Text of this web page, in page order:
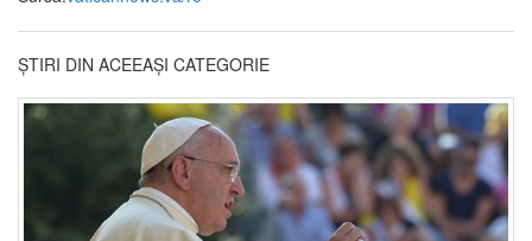
ȘTIRI DIN ACEEAȘI CATEGORIE